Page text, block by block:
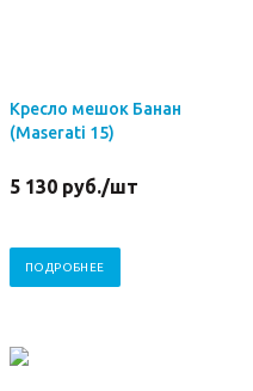
Кресло мешок Банан
(Maserati 15)
5 130 руб./шт
ПОДРОБНЕЕ